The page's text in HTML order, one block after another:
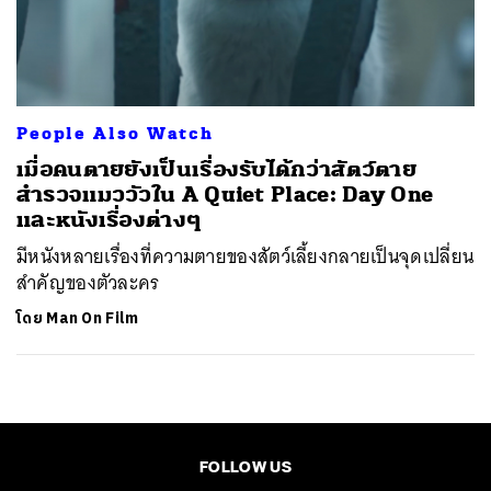
People Also Watch
เมื่อคนตายยังเป็นเรื่องรับได้กว่าสัตว์ตาย
สำรวจแมววัวใน A Quiet Place: Day One
และหนังเรื่องต่างๆ
มีหนังหลายเรื่องที่ความตายของสัตว์เลี้ยงกลายเป็นจุดเปลี่ยน
สำคัญของตัวละคร
โดย Man On Film
FOLLOW US
TWEET EMAIL